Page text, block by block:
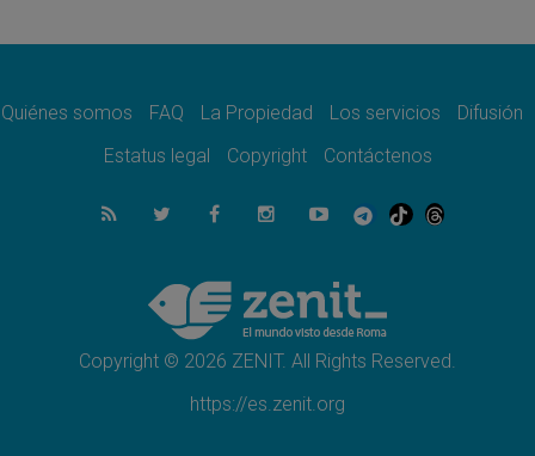
como misión al servicio del Evangelio
SIGNIS 2026, dar voz a las religiosas en el
07.08.2026
Lanzan un proyecto de empoderamiento
Programa oficial del Viaje Apostólico del
Papa León XIV a Francia
Quiénes somos FAQ La Propiedad Los servicios
Difusión
Estatus legal
Copyright Contáctenos
Copyright © 2026 ZENIT. All Rights Reserved.
https://es.zenit.org